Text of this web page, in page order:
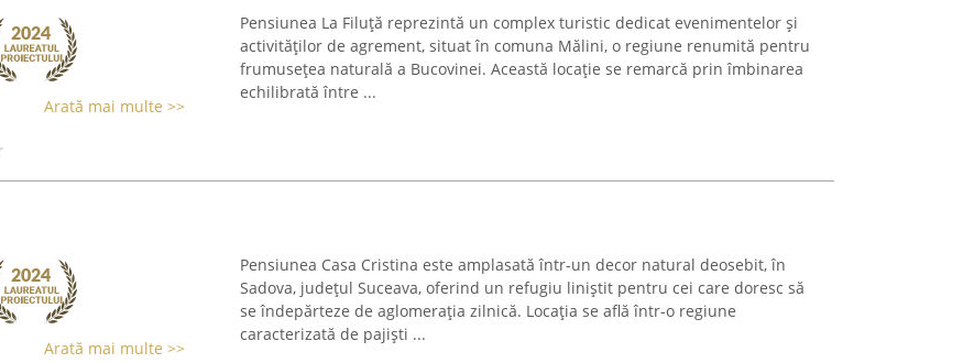
Arată mai multe >>
Pensiunea La Filuță reprezintă un complex turistic dedicat evenimentelor și
activităților de agrement, situat în comuna Mălini, o regiune renumită pentru
frumusețea naturală a Bucovinei. Această locație se remarcă prin îmbinarea
echilibrată între ...
Arată mai multe >>
Pensiunea Casa Cristina este amplasată într-un decor natural deosebit, în
Sadova, județul Suceava, oferind un refugiu liniștit pentru cei care doresc să
se îndepărteze de aglomerația zilnică. Locația se află într-o regiune
caracterizată de pajiști ...